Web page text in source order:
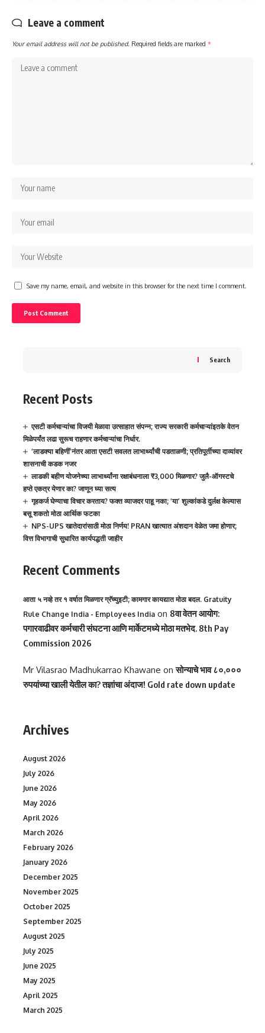
Leave a comment
Your email address will not be published. Required fields are marked *
Save my name, email, and website in this browser for the next time I comment.
Search
Recent Posts
एसटी कर्मचाऱ्यांचा विजयी मेळावा उत्साहात संपन्न; राज्य सरकारी कर्मचाऱ्यांइतके वेतन
मिळेपर्यंत लढा सुरूच राहणार कर्मचाऱ्यांचा निर्धार.
‘लाडक्या बहिणीं’नंतर आता एसटी सवलत लाभार्थ्यांची पडताळणी; प्रतिपूर्तीच्या दाव्यांवर
शासनाची कडक नजर
लाडकी बहीण योजनेच्या लाभार्थ्यांना रक्षाबंधनाला ₹3,000 मिळणार? जुलै-ऑगस्टचे
हप्ते एकत्र येणार का? जाणून घ्या सत्य
गृहकर्ज घेण्याचा विचार करताय? फक्त व्याजदर पाहू नका; ‘या’ शुल्कांकडे दुर्लक्ष केल्यास
बसू शकतो मोठा आर्थिक फटका
NPS-UPS खातेदारांसाठी मोठा निर्णय! PRAN खात्यात अंशदान वेळेत जमा होणार;
वित्त विभागाची सुधारित कार्यपद्धती जाहीर
Recent Comments
आता ५ नव्हे तर १ वर्षात मिळणार ग्रॅच्युइटी; कामगार कायद्यात मोठा बदल. Gratuity
Rule Change India - Employees India on 8वा वेतन आयोग:
पगारवाढीवर कर्मचारी संघटना आणि मार्केटमध्ये मोठा मतभेद. 8th Pay
Commission 2026
Mr Vilasrao Madhukarrao Khawane onसोन्याचे भाव ८०,०००
रुपयांच्या खाली येतील का? तज्ञांचा अंदाज! Gold rate down update
Archives
August 2026
July 2026
June 2026
May 2026
April 2026
March 2026
February 2026
January 2026
December 2025
November 2025
October 2025
September 2025
August 2025
July 2025
June 2025
May 2025
April 2025
March 2025